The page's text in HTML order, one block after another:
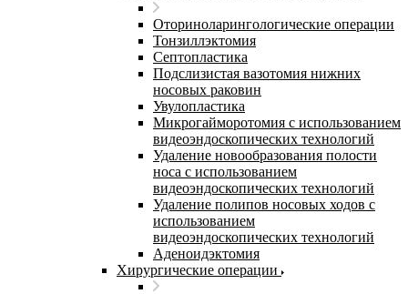
Оториноларингологические операции
Тонзиллэктомия
Септопластика
Подслизистая вазотомия нижних
носовых раковин
Увулопластика
Микрогайморотомия с использованием
видеоэндоскопических технологий
Удаление новообразования полости
носа с использованием
видеоэндоскопических технологий
Удаление полипов носовых ходов с
использованием
видеоэндоскопических технологий
Аденоидэктомия
Хирургические операции